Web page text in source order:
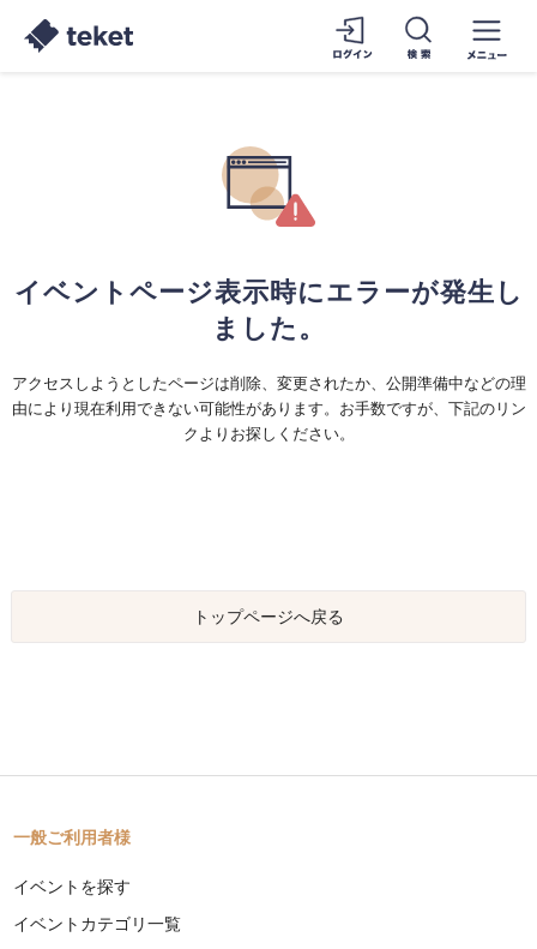
イベントページ表示時にエラーが発生し
ました。
アクセスしようとしたページは削除、変更されたか、公開準備中などの理
由により現在利用できない可能性があります。お手数ですが、下記のリン
クよりお探しください。
トップページへ戻る
一般ご利用者様
イベントを探す
イベントカテゴリ一覧